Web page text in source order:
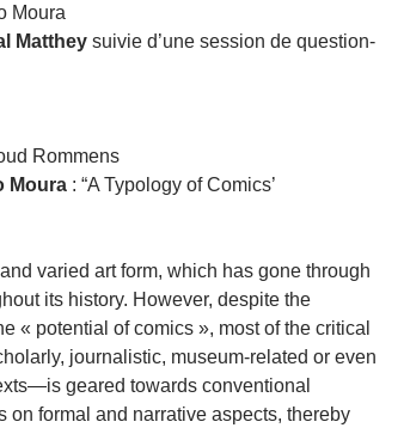
Moura
Matthey suivie d’une session de question-
Rommens
Moura : “A Typology of Comics’
varied art form, which has gone through
its history. However, despite the
« potential of comics », most of the critical
journalistic, museum-related or even
geared towards conventional
on formal and narrative aspects, thereby